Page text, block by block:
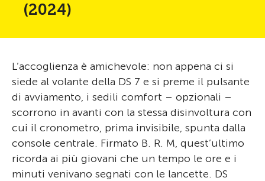
(2024)
L’accoglienza è amichevole: non appena ci si
siede al volante della DS 7 e si preme il pulsante
di avviamento, i sedili comfort – opzionali –
scorrono in avanti con la stessa disinvoltura con
cui il cronometro, prima invisibile, spunta dalla
console centrale. Firmato B. R. M, quest’ultimo
ricorda ai più giovani che un tempo le ore e i
minuti venivano segnati con le lancette. DS